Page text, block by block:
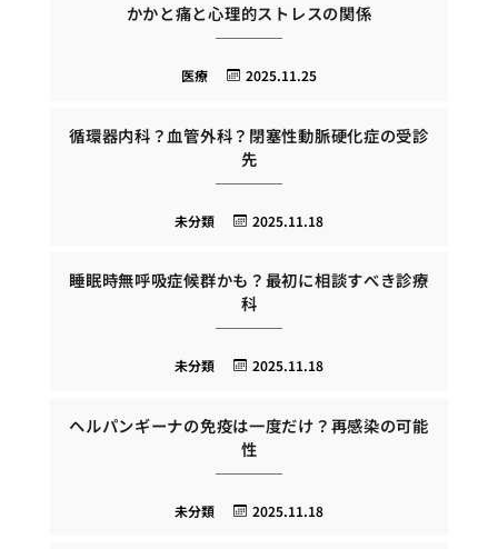
かかと痛と心理的ストレスの関係
2025.11.25
医療
循環器内科？血管外科？閉塞性動脈硬化症の受診
先
2025.11.18
未分類
睡眠時無呼吸症候群かも？最初に相談すべき診療
科
2025.11.18
未分類
ヘルパンギーナの免疫は一度だけ？再感染の可能
性
2025.11.18
未分類